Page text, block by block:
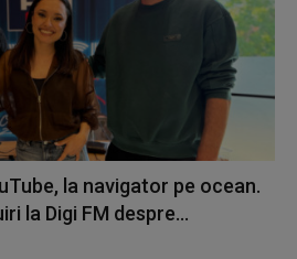
la navigator pe ocean.
la Digi FM despre...